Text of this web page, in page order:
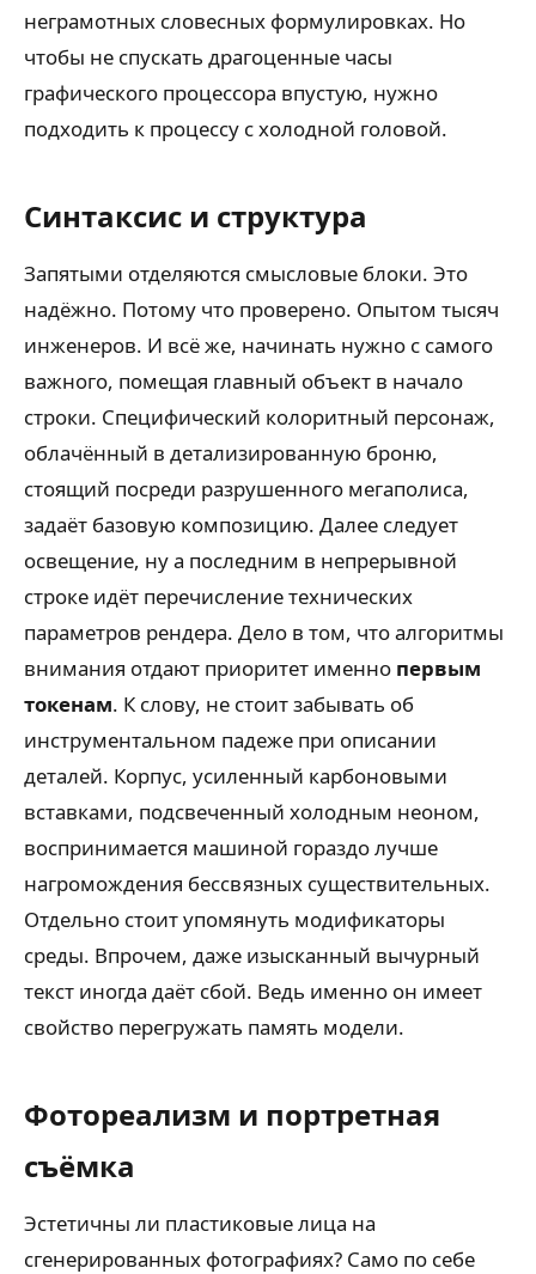
неграмотных словесных формулировках. Но
чтобы не спускать драгоценные часы
графического процессора впустую, нужно
подходить к процессу с холодной головой.
Синтаксис и структура
Запятыми отделяются смысловые блоки. Это
надёжно. Потому что проверено. Опытом тысяч
инженеров. И всё же, начинать нужно с самого
важного, помещая главный объект в начало
строки. Специфический колоритный персонаж,
облачённый в детализированную броню,
стоящий посреди разрушенного мегаполиса,
задаёт базовую композицию. Далее следует
освещение, ну а последним в непрерывной
строке идёт перечисление технических
параметров рендера. Дело в том, что алгоритмы
внимания отдают приоритет именно первым
токенам. К слову, не стоит забывать об
инструментальном падеже при описании
деталей. Корпус, усиленный карбоновыми
вставками, подсвеченный холодным неоном,
воспринимается машиной гораздо лучше
нагромождения бессвязных существительных.
Отдельно стоит упомянуть модификаторы
среды. Впрочем, даже изысканный вычурный
текст иногда даёт сбой. Ведь именно он имеет
свойство перегружать память модели.
Фотореализм и портретная
съёмка
Эстетичны ли пластиковые лица на
сгенерированных фотографиях? Само по себе